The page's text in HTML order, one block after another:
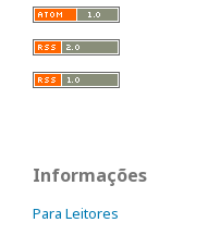
Informações
Para Leitores